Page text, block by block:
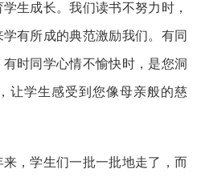
生成长。我们读书不努力时，
有所成的典范激励我们。有同
时同学心情不愉快时，是您洞
让学生感受到您像母亲般的慈
，学生们一批一批地走了，而